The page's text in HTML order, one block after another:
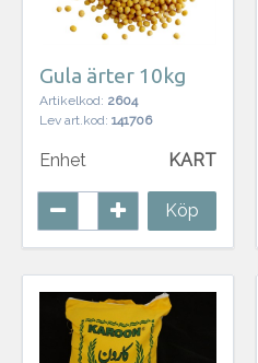
Gula ärter 10kg
Artikelkod: 2604
Lev art.kod: 141706
Enhet KART
Köp